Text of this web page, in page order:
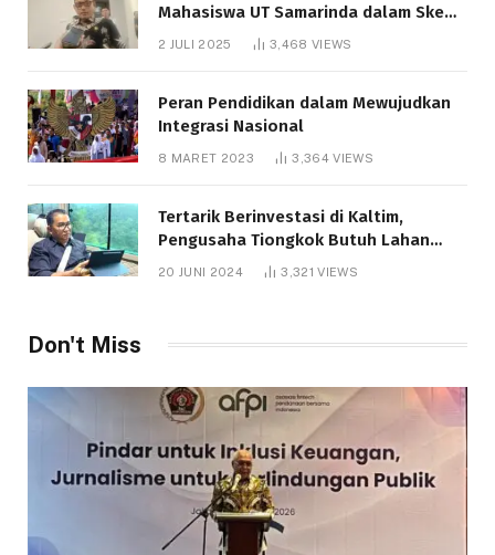
Mahasiswa UT Samarinda dalam Skema
Bantuan Pendidikan Gratispol
2 JULI 2025 3,468 VIEWS
Peran Pendidikan dalam Mewujudkan
Integrasi Nasional
8 MARET 2023 3,364VIEWS
Tertarik Berinvestasi di Kaltim,
Pengusaha Tiongkok Butuh Lahan
1.000 Hektare
20 JUNI 2024 3,321VIEWS
Don't Miss